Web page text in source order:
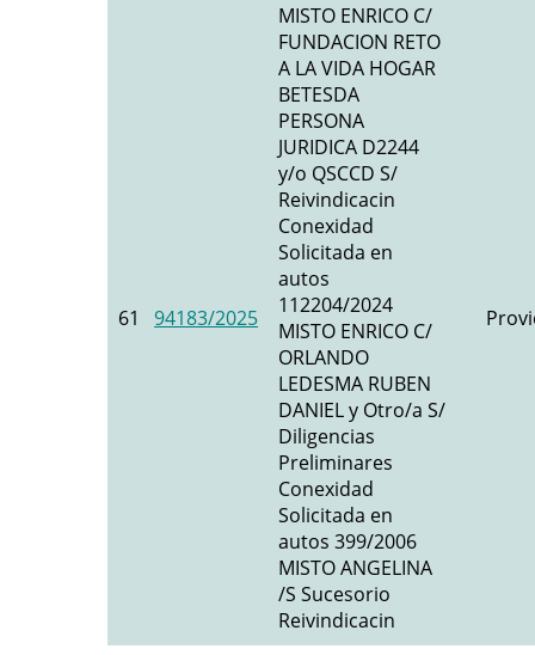
61 94183/2025
MISTO ENRICO C/
FUNDACION RETO
A LA VIDA HOGAR
BETESDA
PERSONA
JURIDICA D2244
y/o QSCCD S/
Reivindicacin
Conexidad
Solicitada en
autos
112204/2024
MISTO ENRICO C/
ORLANDO
LEDESMA RUBEN
DANIEL y Otro/a S/
Diligencias
Preliminares
Conexidad
Solicitada en
autos 399/2006
MISTO ANGELINA
/S Sucesorio
Reivindicacin